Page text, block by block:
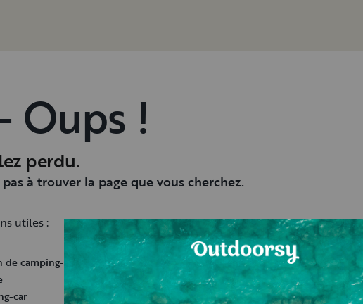
Oups !
perdu.
à trouver la page que vous cherchez.
utiles :
camping-car
car